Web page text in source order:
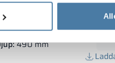
skåp metall med
Stommens höjd:
bredd: 3×400 mm
490 mm